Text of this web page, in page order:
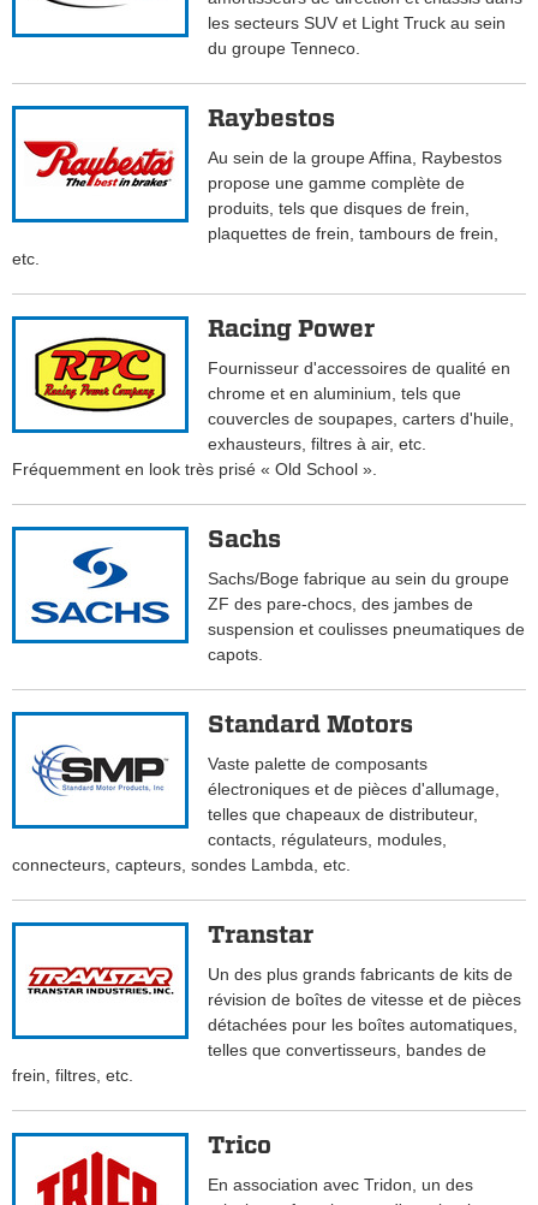
les secteurs SUV et Light Truck au sein
du groupe Tenneco.
Raybestos
Au sein de la groupe Affina, Raybestos
propose une gamme complète de
produits, tels que disques de frein,
plaquettes de frein, tambours de frein,
etc.
Racing Power
Fournisseur d'accessoires de qualité en
chrome et en aluminium, tels que
couvercles de soupapes, carters d'huile,
exhausteurs, filtres à air, etc.
Fréquemment en look très prisé « Old School ».
Sachs
Sachs/Boge fabrique au sein du groupe
ZF des pare-chocs, des jambes de
suspension et coulisses pneumatiques de
capots.
Standard Motors
Vaste palette de composants
électroniques et de pièces d'allumage,
telles que chapeaux de distributeur,
contacts, régulateurs, modules,
connecteurs, capteurs, sondes Lambda, etc.
Transtar
Un des plus grands fabricants de kits de
révision de boîtes de vitesse et de pièces
détachées pour les boîtes automatiques,
telles que convertisseurs, bandes de
frein, filtres, etc.
Trico
En association avec Tridon, un des